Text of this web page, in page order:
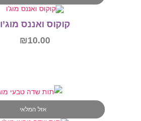
קוקוס ואננס מוג’ו
₪10.00
מידע נוסף
אזל המלאי